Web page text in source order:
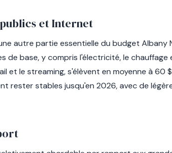
et Internet
autre partie essentielle du budget Albany
de base, y compris l'électricité, le
et le streaming, s'élèvent en moyenne à 60
rester stables jusqu'en 2026, avec de